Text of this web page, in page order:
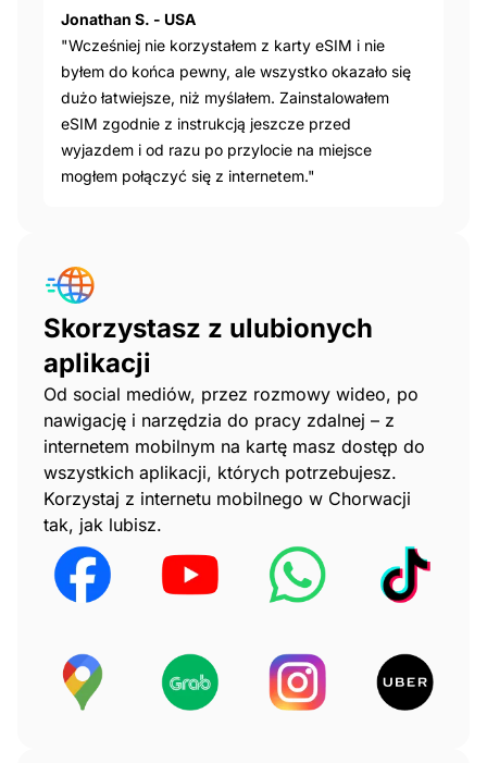
Jonathan S. - USA
"Wcześniej nie korzystałem z karty eSIM i nie
byłem do końca pewny, ale wszystko okazało się
dużo łatwiejsze, niż myślałem. Zainstalowałem
eSIM zgodnie z instrukcją jeszcze przed
wyjazdem i od razu po przylocie na miejsce
mogłem połączyć się z internetem."
Skorzystasz z ulubionych
aplikacji
Od social mediów, przez rozmowy wideo, po
nawigację i narzędzia do pracy zdalnej – z
internetem mobilnym na kartę masz dostęp do
wszystkich aplikacji, których potrzebujesz.
Korzystaj z internetu mobilnego w Chorwacji
tak, jak lubisz.